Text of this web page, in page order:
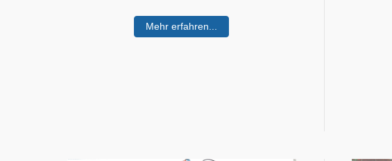
Mehr erfahren...